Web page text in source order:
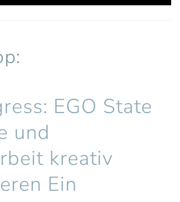
EGO State
und
kreativ
Ein